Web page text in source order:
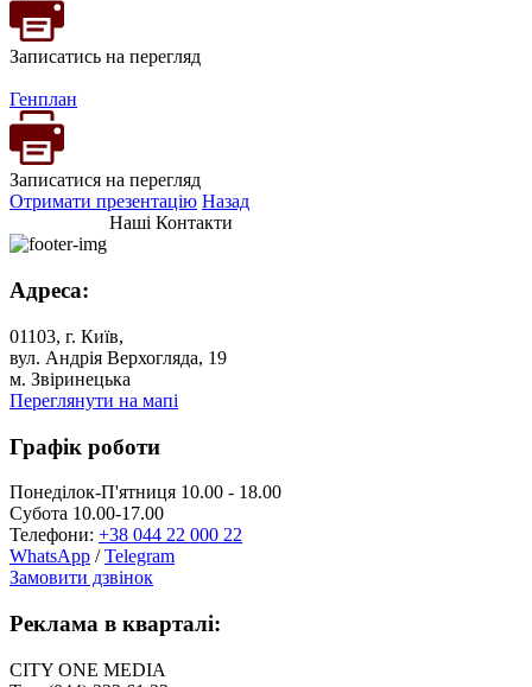
Записатись на перегляд
Генплан
Записатися на перегляд
Отримати презентацію Назад
Наші Контакти
Адреса:
01103, г. Київ,
вул. Андрія Верхогляда, 19
м. Звіринецька
Переглянути на мапі
Графік роботи
Понеділок-П'ятниця 10.00 - 18.00
Субота 10.00-17.00
Телефони: +38 044 22 000 22
WhatsApp /Telegram
Замовити дзвінок
Реклама в кварталі:
CITY ONE MEDIA